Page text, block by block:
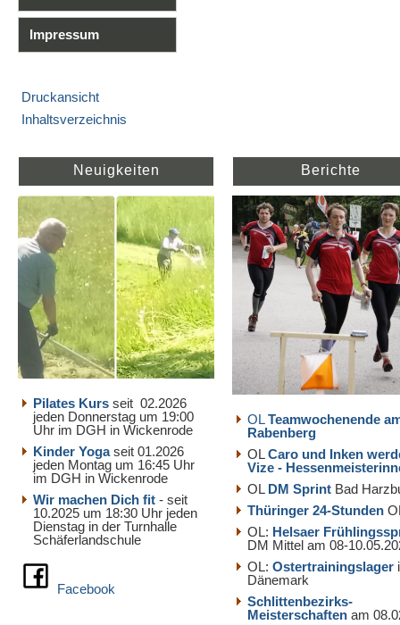
Impressum
Druckansicht
Inhaltsverzeichnis
Neuigkeiten
Pilates Kurs seit 02.2026
jeden Donnerstag um 19:00
Uhr im DGH in Wickenrode
Kinder Yogaseit 01.2026
jeden Montag um 16:45 Uhr
im DGH in Wickenrode
Wir machen Dich fit - seit
10.2025 um 18:30 Uhr jeden
Dienstag in der Turnhalle
Schäferlandschule
Facebook
Berichte
OLTeamwochenende
Rabenberg
OLCaro und Inken
Vize -
OL DM Sprint Bad
Thüringer 24-Stunden
OL: Helsaer
DM Mittel am 08-
OL: Ostertrainingslager
Dänemark
Schlittenbezirks-
Meisterschaften am